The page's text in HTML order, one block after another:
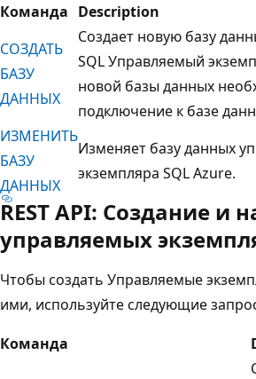
Команда Description
СОЗДАТЬ
БАЗУ
ДАННЫХ
Создает новую базу
SQL Управляемый
новой базы данных
подключение к базе
ИЗМЕНИТЬ
БАЗУ
ДАННЫХ
Изменяет базу данных
экземпляра SQL Azure.
REST API: Создание и
управляемых
Чтобы создать Управляемые
ими, используйте следующие
Команда